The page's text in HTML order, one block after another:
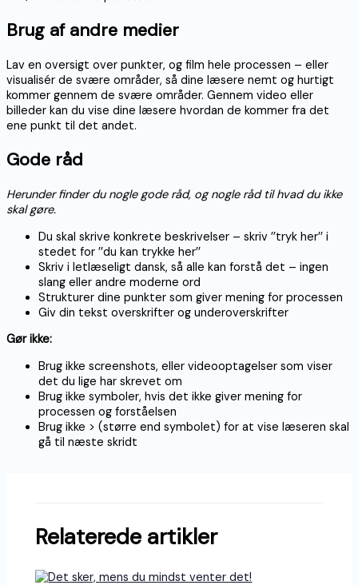
Brug af andre medier
Lav en oversigt over punkter, og film hele processen – eller
visualisér de svære områder, så dine læsere nemt og hurtigt
kommer gennem de svære områder. Gennem video eller
billeder kan du vise dine læsere hvordan de kommer fra det
ene punkt til det andet.
Gode råd
Herunder finder du nogle gode råd, og nogle råd til hvad du ikke
skal gøre.
Du skal skrive konkrete beskrivelser – skriv ’’tryk her’’ i
stedet for ’’du kan trykke her’’
Skriv i letlæseligt dansk, så alle kan forstå det – ingen
slang eller andre moderne ord
Strukturer dine punkter som giver mening for processen
Giv din tekst overskrifter og underoverskrifter
Gør ikke:
Brug ikke screenshots, eller videooptagelser som viser
det du lige har skrevet om
Brug ikke symboler, hvis det ikke giver mening for
processen og forståelsen
Brug ikke > (større end symbolet) for at vise læseren skal
gå til næste skridt
Relaterede artikler